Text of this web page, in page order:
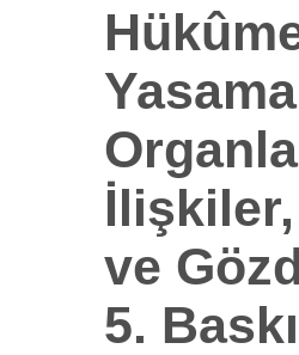
ve
5. Baskı